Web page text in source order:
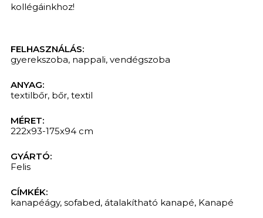
kollégáinkhoz!
FELHASZNÁLÁS:
gyerekszoba, nappali, vendégszoba
ANYAG:
textilbőr, bőr, textil
MÉRET:
222x93-175x94 cm
GYÁRTÓ:
Felis
CÍMKÉK:
kanapéágy, sofabed, átalakítható kanapé, Kanapé